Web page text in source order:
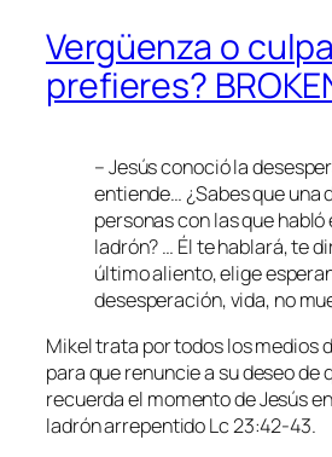
Vergüenza o
prefieres?
– Jesús conoció la
entiende… ¿Sabes que una
personas con las que habló
ladrón? … Él te hablará, te
último aliento, elige
desesperación, vida, no
Mikel trata por todos los medios
para que renuncie a su deseo de
recuerda el momento de Jesús
ladrón arrepentido Lc 23:42-43.